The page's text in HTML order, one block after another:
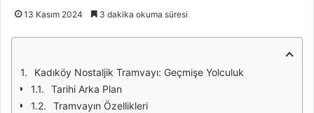
13 Kasım 2024 3 dakika okuma süresi
Kadıköy Nostaljik Tramvayı: Geçmişe Yolculuk
Tarihi Arka Plan
Tramvayın Özellikleri